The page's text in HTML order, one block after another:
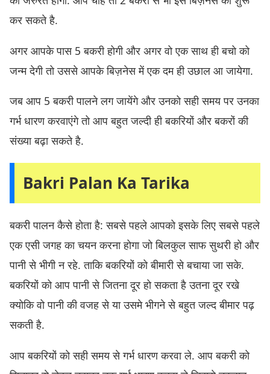
कर सकते है.
अगर आपके पास 5 बकरी होगी और अगर वो एक साथ ही बचो को
जन्म देगी तो उससे आपके बिज़नेस में एक दम ही उछाल आ जायेगा.
जब आप 5 बकरी पालने लग जायेंगे और उनको सही समय पर उनका
गर्भ धारण करवाएंगे तो आप बहुत जल्दी ही बकरियों और बकरों की
संख्या बढ़ा सकते है.
Bakri Palan Ka Tarika
बकरी पालन कैसे होता है: सबसे पहले आपको इसके लिए सबसे पहले
एक एसी जगह का चयन करना होगा जो बिलकुल साफ सुथरी हो और
पानी से भीगी न रहे. ताकि बकरियों को बीमारी से बचाया जा सके.
बकरियों को आप पानी से जितना दूर हो सकता है उतना दूर रखे
क्योकि वो पानी की वजह से या उसमे भीगने से बहुत जल्द बीमार पढ़
सकती है.
आप बकरियों को सही समय से गर्भ धारण करवा ले. आप बकरी को